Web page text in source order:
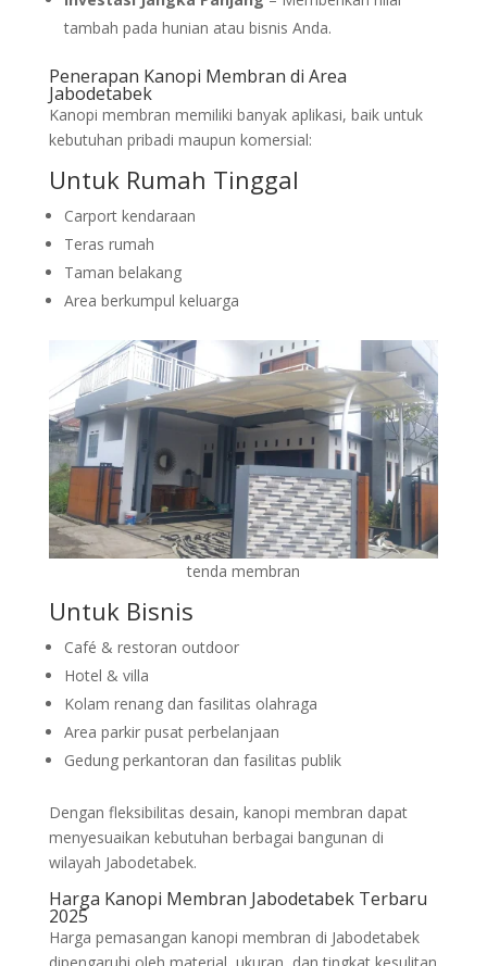
tambah pada hunian atau bisnis Anda.
Penerapan Kanopi Membran di Area
Jabodetabek
Kanopi membran memiliki banyak aplikasi, baik untuk
kebutuhan pribadi maupun komersial:
Untuk Rumah Tinggal
Carport kendaraan
Teras rumah
Taman belakang
Area berkumpul keluarga
tenda membran
Untuk Bisnis
Café & restoran outdoor
Hotel & villa
Kolam renang dan fasilitas olahraga
Area parkir pusat perbelanjaan
Gedung perkantoran dan fasilitas publik
Dengan fleksibilitas desain, kanopi membran dapat
menyesuaikan kebutuhan berbagai bangunan di
wilayah Jabodetabek.
Harga Kanopi Membran Jabodetabek Terbaru
2025
Harga pemasangan kanopi membran di Jabodetabek